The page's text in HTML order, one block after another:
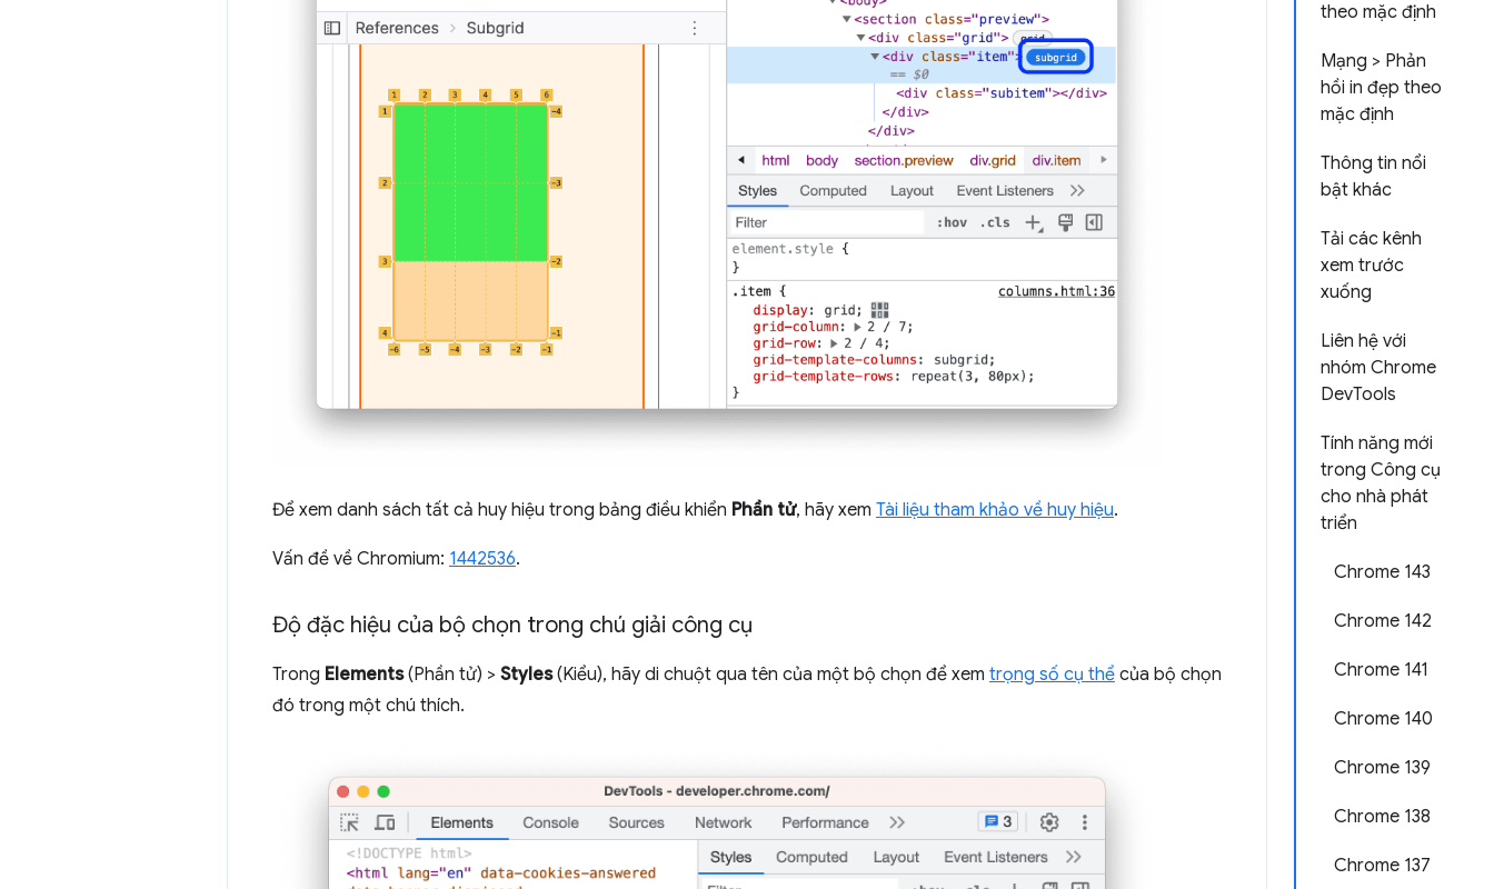
theo mặc định
Mạng > Phản
hồi in đẹp theo
mặc định
Thông tin nổi
bật khác
Tải các kênh
xem trước
xuống
Liên hệ với
nhóm Chrome
DevTools
Tính năng mới
trong Công cụ
cho nhà phát
triển
Chrome 143
Chrome 142
Chrome 141
Chrome 140
Chrome 139
Chrome 138
Chrome 137
Để xem danh sách tất cả huy hiệu trong bảng điều khiển Phần tử, hãy xem Tài liệu tham khảo về huy hiệu.
Vấn đề về Chromium: 1442536.
Độ đặc hiệu của bộ chọn trong chú giải công cụ
Trong Elements(Phần tử) > Styles(Kiểu), hãy di chuột qua tên của một bộ chọn để xem trọng số cụ thể của bộ chọn
đó trong một chú thích.